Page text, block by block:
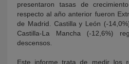
presentaron tasas de
respecto al año anterior fueron
de Madrid. Castilla y León (-
Castilla-La Mancha (-12,6%)
descensos.
Este informe trata de medir los